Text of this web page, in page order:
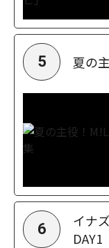
5 夏の
6
イナ